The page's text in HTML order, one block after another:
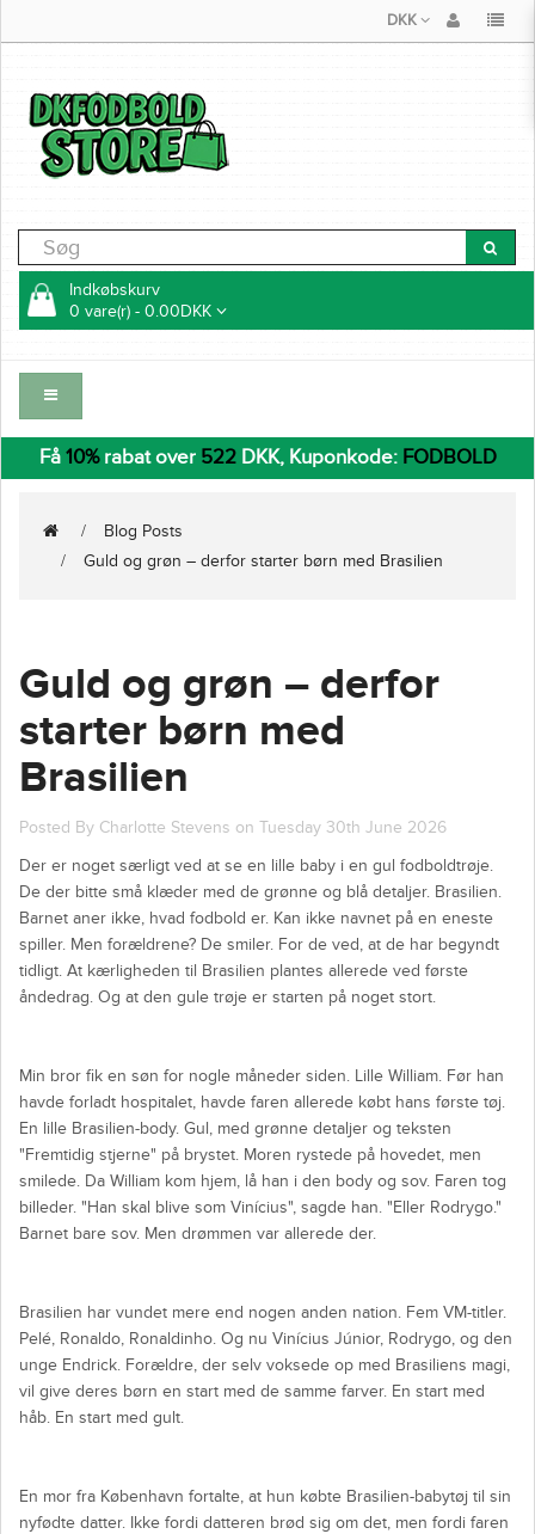
DKK
Indkøbskurv
0 vare(r) - 0.00DKK
Få 10%rabat over 522DKK, Kuponkode: FODBOLD
Blog Posts
Guld og grøn – derfor starter børn med Brasilien
Guld og grøn – derfor
starter børn med
Brasilien
Posted By Charlotte Stevens on Tuesday 30th June 2026
Der er noget særligt ved at se en lille baby i en gul fodboldtrøje.
De der bitte små klæder med de grønne og blå detaljer. Brasilien.
Barnet aner ikke, hvad fodbold er. Kan ikke navnet på en eneste
spiller. Men forældrene? De smiler. For de ved, at de har begyndt
tidligt. At kærligheden til Brasilien plantes allerede ved første
åndedrag. Og at den gule trøje er starten på noget stort.
Min bror fik en søn for nogle måneder siden. Lille William. Før han
havde forladt hospitalet, havde faren allerede købt hans første tøj.
En lille Brasilien-body. Gul, med grønne detaljer og teksten
"Fremtidig stjerne" på brystet. Moren rystede på hovedet, men
smilede. Da William kom hjem, lå han i den body og sov. Faren tog
billeder. "Han skal blive som Vinícius", sagde han. "Eller Rodrygo."
Barnet bare sov. Men drømmen var allerede der.
Brasilien har vundet mere end nogen anden nation. Fem VM-titler.
Pelé, Ronaldo, Ronaldinho. Og nu Vinícius Júnior, Rodrygo, og den
unge Endrick. Forældre, der selv voksede op med Brasiliens magi,
vil give deres børn en start med de samme farver. En start med
håb. En start med gult.
En mor fra København fortalte, at hun købte Brasilien-babytøj til sin
nyfødte datter. Ikke fordi datteren brød sig om det, men fordi faren